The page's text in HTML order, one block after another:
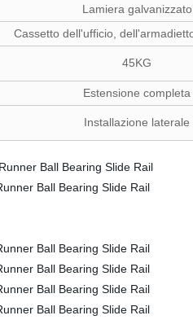
Lamiera galvanizzato
Cassetto dell'ufficio,
45KG
Estensione completa
Installazione laterale